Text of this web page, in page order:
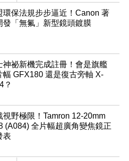
同步登台
環保法規步步逼近！Canon 著
發「無氟」新型鏡頭鍍膜
神祕新機完成註冊！會是旗艦
幅 GFX180 還是復古旁軸 X-
？
視野極限！Tamron 12-20mm
(A084) 全片幅超廣角變焦鏡正
表